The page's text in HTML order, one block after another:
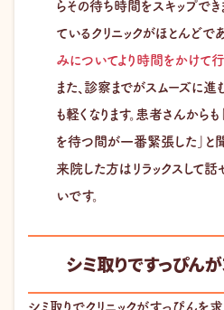
らその待ち時間をスキップでき
ているクリニックがほとんどであ
みについてより時間をかけて行
また、診察までがスムーズに
も軽くなります。患者さんから
を待つ間が一番緊張した」と
来院した方はリラックスして
いです。
シミ取りですっぴん
シミ取りでクリニックがすっぴんを